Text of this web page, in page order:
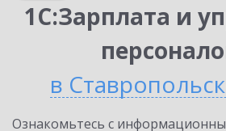
1С:Зарплата и
в
Ознакомьтесь с